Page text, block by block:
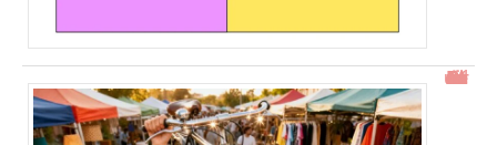
Gtrouve : Les Meilleures Annonces Gratuites à Découvrir